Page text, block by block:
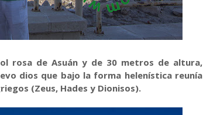
rosa de Asuán y de 30 metros de altura,
dios que bajo la forma helenística reunía
(Zeus, Hades y Dionisos).